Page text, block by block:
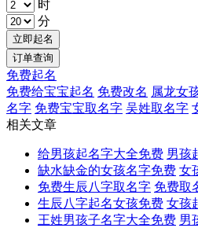
时
分
免费起名
免费给宝宝起名 免费改名 属龙女
名字 免费宝宝取名字 吴姓取名字
相关文章
给男孩起名字大全免费 男孩
缺水缺金的女孩名字免费 女
免费生辰八字取名字 免费取
生辰八字起名女孩免费 女孩
王姓男孩子名字大全免费 男